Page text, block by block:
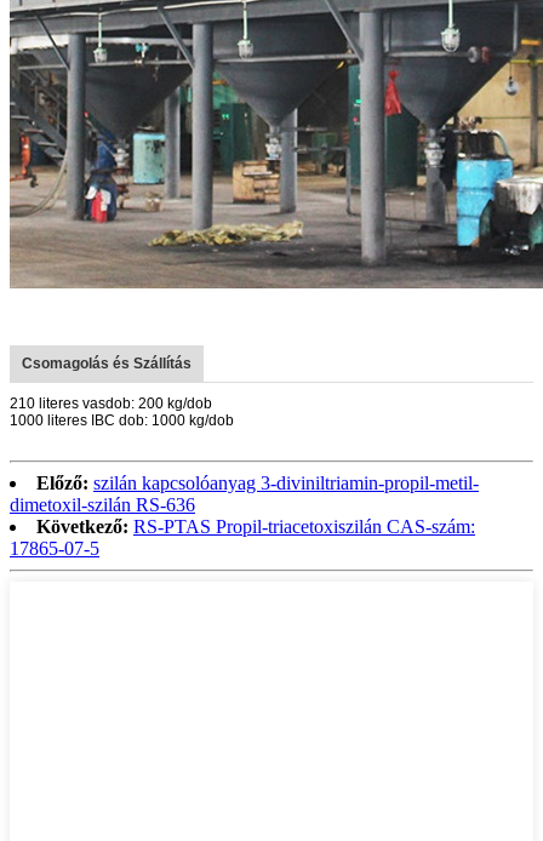
Csomagolás és Szállítás
210 literes vasdob: 200 kg/dob
1000 literes IBC dob: 1000 kg/dob
Előző: szilán kapcsolóanyag 3-diviniltriamin-propil-metil-
dimetoxil-szilán RS-636
Következő: RS-PTAS Propil-triacetoxiszilán CAS-szám:
17865-07-5